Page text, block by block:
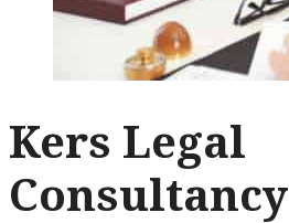
Kers Legal
Consultancy